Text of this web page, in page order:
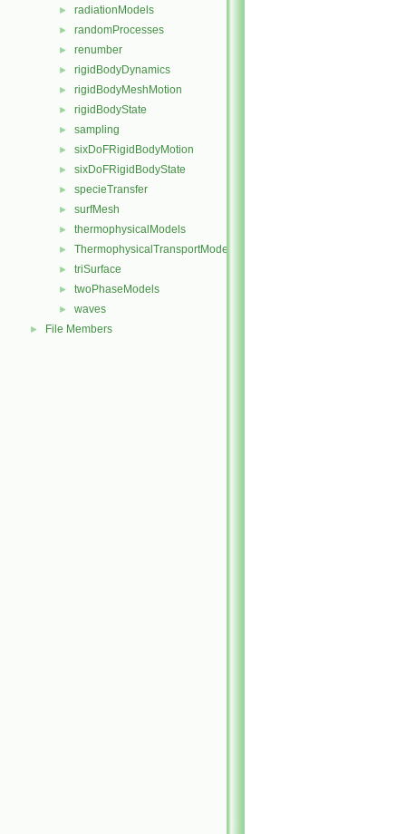
► radiationModels
► randomProcesses
► renumber
► rigidBodyDynamics
► rigidBodyMeshMotion
► rigidBodyState
► sampling
► sixDoFRigidBodyMotion
► sixDoFRigidBodyState
► specieTransfer
► surfMesh
► thermophysicalModels
► ThermophysicalTransportModels
► triSurface
► twoPhaseModels
► waves
► File Members